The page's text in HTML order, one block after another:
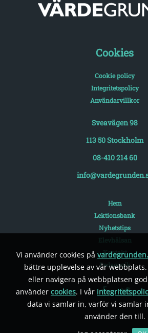
Vi använder cookies på
bättre upplevelse av vår
eller navigera på webbplatsen
använder cookies. I vår
data vi samlar in, varför vi samlar
använder den till.
Cookies
Cookie policy
Integritetspolicy
Användarvillkor
Sveavägen 98
113 50 Stockholm
08-410 214 60
Hem
Lektionsbank
Nyhetstips
Kontakt
Pedagogik